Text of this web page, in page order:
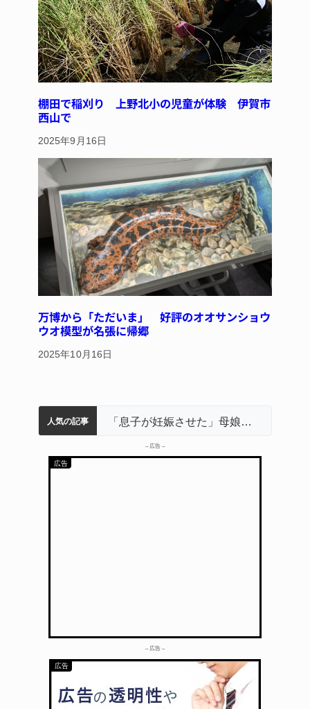
棚田で稲刈り 上野北小の児童が体験 伊賀市
西山で
2025年9月16日
万博から「ただいま」 好評のオオサンショウ
ウオ模型が名張に帰郷
2025年10月16日
人気の記事
名張市水道料金47％値上げへ 答申案、審議会で大筋まとまる
器物損壊容疑で83歳女逮捕 伊賀署
中学校の陶壁モニュメント 地元建設会社がボランティアで清掃 伊賀
名張市立病院のDMAT、熊本地震の被災地へ 能登以来3回目の派遣
– 広告 –
– 広告 –